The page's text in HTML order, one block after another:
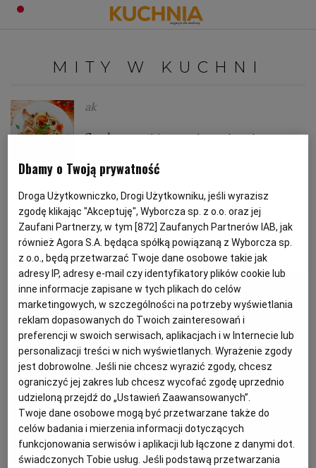
OBIADY
DESERY
ZUPY
CIASTA
NAPOJE
SAŁATKI
MAKARONY
HALLOWEEN
BOŻE NARODZENIE
KARNAWAŁ
WIELKANOC
WALENTYNKI
DOMOWE PRZYJĘCIE
GRILL
KUCHNIE ŚWIATA
KUCHNIA WŁOSKA
KUCHNIA BRYTYJSKA
KUCHNIA AFRYKAŃSKA
KUCHNIA JAPOŃSKA
KUCHNIA CHIŃSKA
KUCHNIA TAJSKA
KUCHNIA GRECKA
DANIA SEZONOWE
PORADY
SZKOŁA GOTOWANIA
PORADY
ZAKUPY
SPRZĘT KUCHENNY
ZDROWA DIETA
DIETA
FIT PRZEPISY
WEGE
WEGAN
DO POCZYTANIA
PODRÓŻE KULINARNE
HISTORIE KULINARNE
FELIETONY KULINARNE
NASZE SERWISY
SERWISY LOKALNE
BIAŁYSTOK
WYBORCZA.PL
Zaloguj się
MITY W KUCHNI
ak
Siedem mitów na temat gotowania
makaronu
JAK GOTOWAĆ MAKARON KUCHNIA WŁOSKA
MAKARON
MITY W KUCHNI
MATERIAŁ PROMOCYJNY
Dbamy o Twoją prywatność
Droga Użytkowniczko, Drogi Użytkowniku, jeśli wyrazisz
zgodę klikając "Akceptuję", Wyborcza sp. z o.o. oraz jej
Zaufani Partnerzy, w tym [872] Zaufanych Partnerów IAB, jak
również Agora S.A. będąca spółką powiązaną z Wyborcza sp.
z o.o., będą przetwarzać Twoje dane osobowe takie jak
adresy IP, adresy e-mail czy identyfikatory plików cookie lub
inne informacje zapisane w tych plikach do celów
marketingowych, w szczególności na potrzeby wyświetlania
reklam dopasowanych do Twoich zainteresowań i
preferencji w swoich serwisach, aplikacjach i w Internecie lub
personalizacji treści w nich wyświetlanych. Wyrażenie zgody
jest dobrowolne. Jeśli nie chcesz wyrazić zgody, chcesz
ograniczyć jej zakres lub chcesz wycofać zgodę uprzednio
udzieloną przejdź do „Ustawień Zaawansowanych”.
Twoje dane osobowe mogą być przetwarzane także do
celów badania i mierzenia informacji dotyczących
funkcjonowania serwisów i aplikacji lub łączone z danymi dot.
świadczonych Tobie usług. Jeśli podstawą przetwarzania